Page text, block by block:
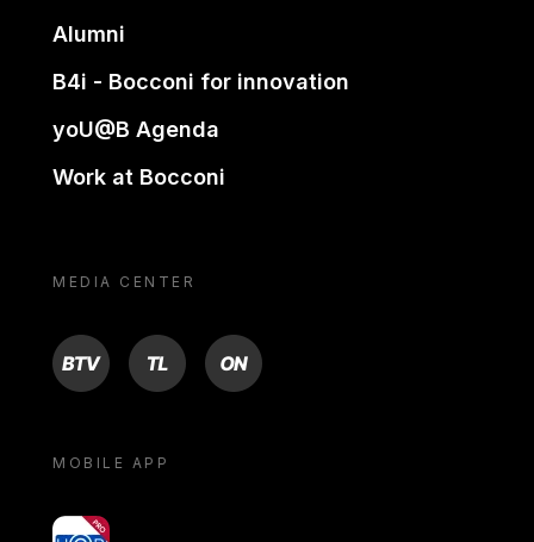
Alumni
B4i - Bocconi for innovation
yoU@B Agenda
Work at Bocconi
MEDIA CENTER
BTV TL ON
MOBILE APP
yoU@B